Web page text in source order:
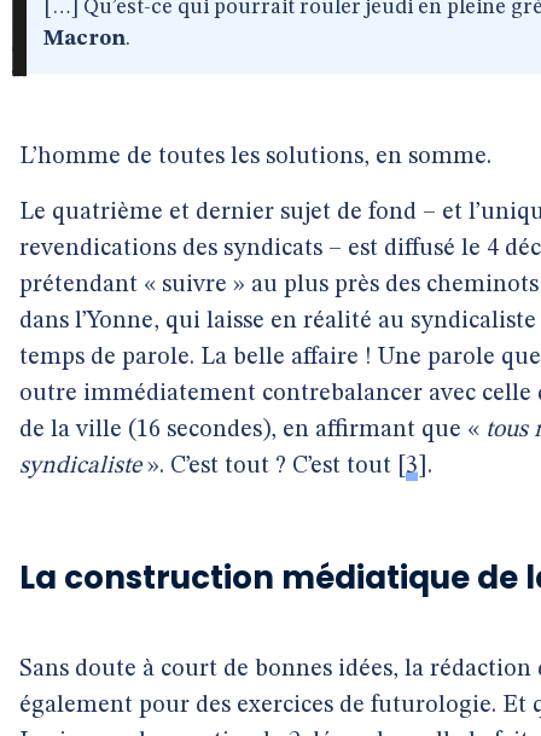
[…] Qu’est-ce qui pourrait rouler jeudi en pleine
Macron.
L’homme de toutes les solutions, en somme.
Le quatrième et dernier sujet de fond – et
revendications des syndicats – est diffusé le 4
prétendant « suivre » au plus près des
dans l’Yonne, qui laisse en réalité au
temps de parole. La belle affaire ! Une parole
outre immédiatement contrebalancer avec celle
de la ville (16 secondes), en affirmant que « tous
syndicaliste». C’est tout ? C’est tout 3 .
La construction médiatique de
Sans doute à court de bonnes idées, la rédaction
également pour des exercices de futurologie. Et